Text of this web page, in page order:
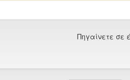
Πηγαίνετε σε